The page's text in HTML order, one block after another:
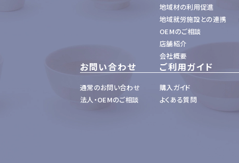
地域材の利用促進
地域就労施設との連携
OEMのご相談
店舗紹介
会社概要
お問い合わせ
通常のお問い合わせ
法人・OEMのご相談
ご利用ガイド
購入ガイド
よくある質問